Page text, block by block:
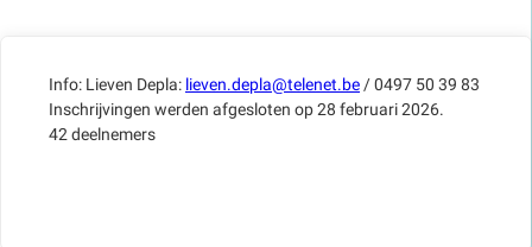
Info: Lieven Depla: lieven.depla@telenet.be / 0497 50 39 83
Inschrijvingen werden afgesloten op 28 februari 2026.
42 deelnemers